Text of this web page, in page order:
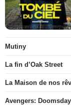
Mutiny
La fin d’Oak Street
La Maison de nos
Avengers: Doomsday